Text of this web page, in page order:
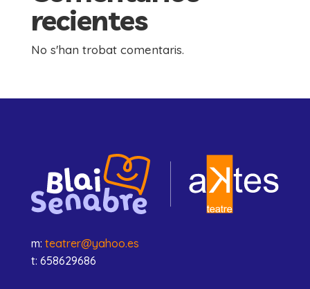
recientes
No s'han trobat comentaris.
m: teatrer@yahoo.es
t: 658629686